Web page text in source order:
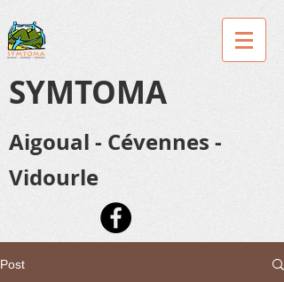
SYMTOMA
Aigoual - Cévennes -
Vidourle
Post